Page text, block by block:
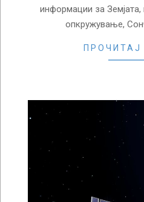
информации за Земјата,
опкружување,
ПРОЧИТАЈ